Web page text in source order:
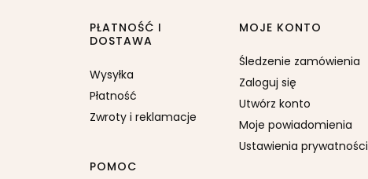
PŁATNOŚĆ I
DOSTAWA
Wysyłka
Płatność
Zwroty i reklamacje
POMOC
MOJE KONTO
Śledzenie zamówienia
Zaloguj się
Utwórz konto
Moje powiadomienia
Ustawienia prywatności